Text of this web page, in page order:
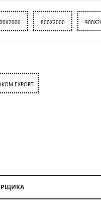
800X2000
EXPORT
ЗАМЕРЩИКА